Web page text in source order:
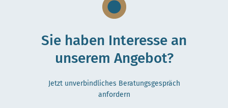
Sie haben Interesse an
unserem Angebot?
Jetzt unverbindliches Beratungsgespräch
anfordern